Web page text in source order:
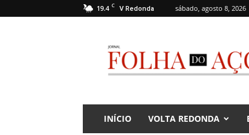
19.4 C V Redonda sábado, agosto 8, 2026
Folha
do
Aço
INÍCIO VOLTA REDONDA